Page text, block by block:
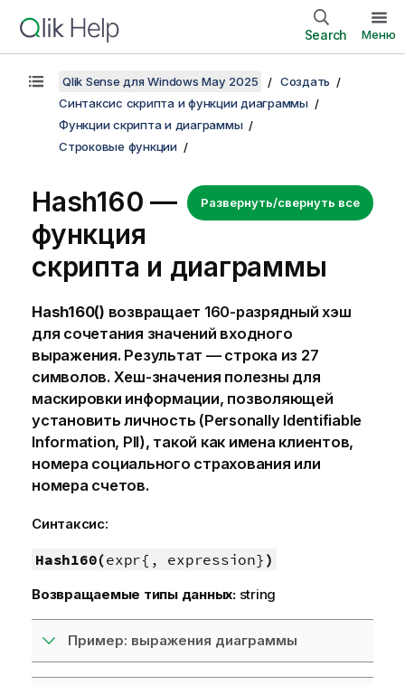
Search Меню
Qlik Sense для Windows May 2025
Создать
Синтаксис скрипта и функции диаграммы
Функции скрипта и диаграммы
Строковые функции
Развернуть/свернуть все
Hash160 —
функция
скриптa и диаграммы
Hash160() возвращает 160-разрядный хэш
для сочетания значений входного
выражения. Результат — строка из 27
символов. Хеш-значения полезны для
маскировки информации, позволяющей
установить личность (Personally Identifiable
Information, PII), такой как имена клиентов,
номера социального страхования или
номера счетов.
Синтаксис:
Hash160(expr{, expression} )
Возвращаемые типы данных: string
Пример: выражения диаграммы